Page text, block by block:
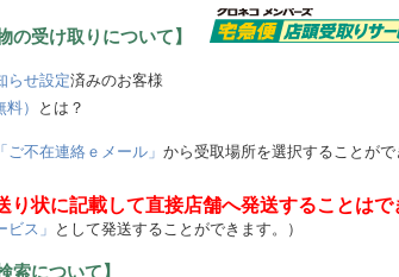
の受け取りについて】
らせ設定済みのお客様
）
とは？
「ご不在連絡ｅメール」 から受取場所を選択することがで
状に記載して直接店舗へ発送することはで
ビス」 として発送することができます。）
索について】